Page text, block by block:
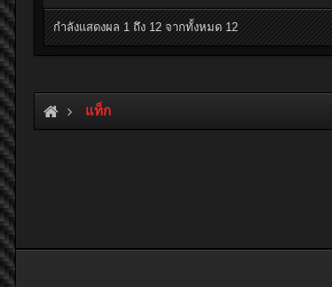
กำลังแสดงผล 1 ถึง 12 จากทั้งหมด 12
แท็ก